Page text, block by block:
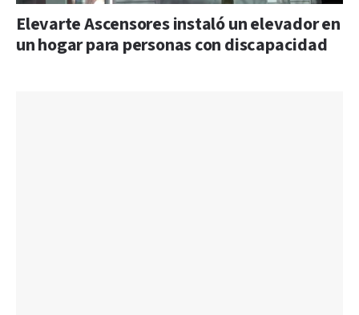
Elevarte Ascensores instaló un elevador en
un hogar para personas con discapacidad